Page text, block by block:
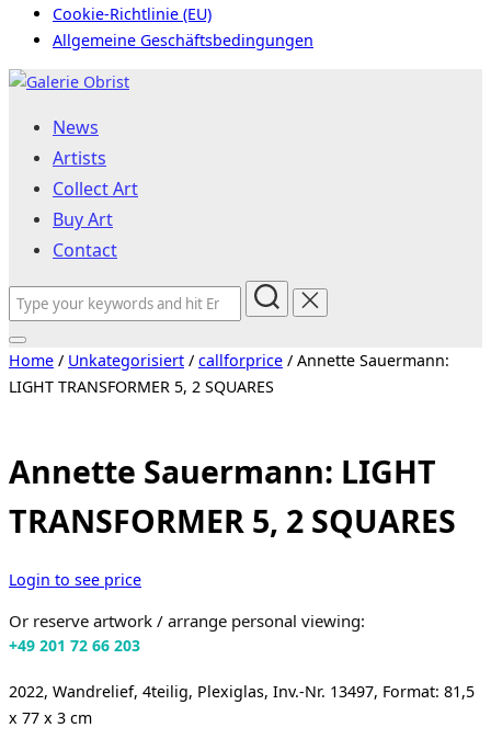
Cookie-Richtlinie (EU)
Allgemeine Geschäftsbedingungen
Skip
contentNews
Artists
Collect Art
Buy Art
Contact
Search
for:
Toggle
sidebar
&
Home / Unkategorisiert / callforprice / Annette Sauermann:
LIGHT TRANSFORMER 5, 2 SQUARES
Annette Sauermann: LIGHT
TRANSFORMER 5, 2 SQUARES
Login to see price
Or reserve artwork / arrange personal viewing:
+49 201 72 66 203
2022, Wandrelief, 4teilig, Plexiglas, Inv.-Nr. 13497, Format: 81,5
x 77 x 3 cm